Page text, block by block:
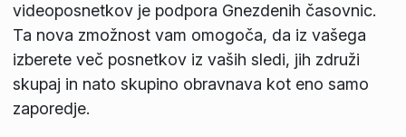
videoposnetkov je podpora Gnezdenih časovnic.
Ta nova zmožnost vam omogoča, da iz vašega
izberete več posnetkov iz vaših sledi, jih združi
skupaj in nato skupino obravnava kot eno samo
zaporedje.